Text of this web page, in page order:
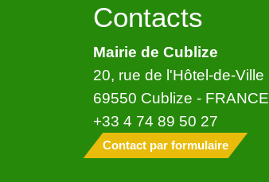
Contacts
Mairie de Cublize
20, rue de l'Hôtel-de-Ville
69550 Cublize - FRANCE
+33 4 74 89 50 27
Contact par formulaire